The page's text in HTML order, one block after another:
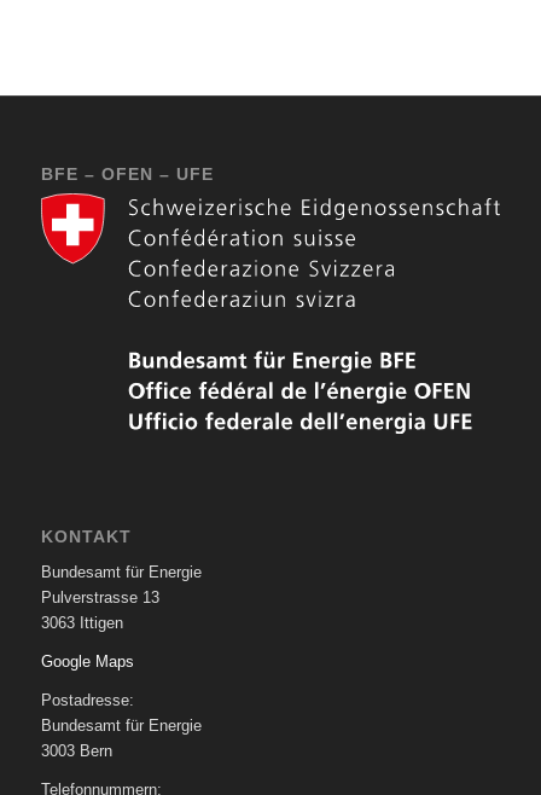
BFE – OFEN – UFE
KONTAKT
Bundesamt für Energie
Pulverstrasse 13
3063 Ittigen
Google Maps
Postadresse:
Bundesamt für Energie
3003 Bern
Telefonnummern: